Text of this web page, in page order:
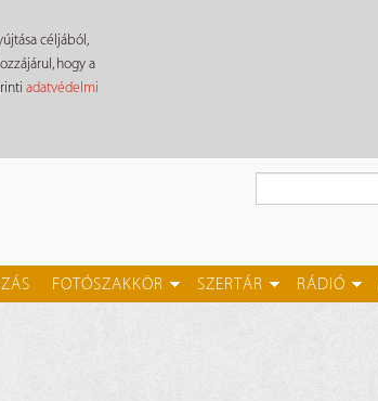
céljából,
hogy a
adatvédelmi
FOTÓSZAKKÖR SZERTÁR RÁDIÓ